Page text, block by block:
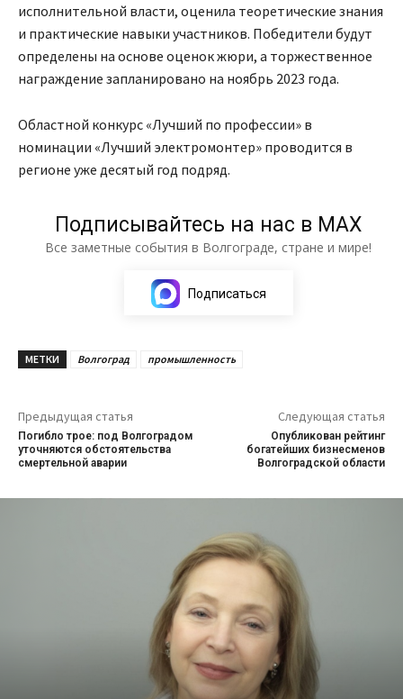
исполнительной власти, оценила теоретические знания
и практические навыки участников. Победители будут
определены на основе оценок жюри, а торжественное
награждение запланировано на ноябрь 2023 года.
Областной конкурс «Лучший по профессии» в
номинации «Лучший электромонтер» проводится в
регионе уже десятый год подряд.
Подписывайтесь на нас в МАХ
Все заметные события в Волгограде, стране и мире!
Подписаться
МЕТКИ Волгоград промышленность
Предыдущая статья
Погибло трое: под Волгоградом
уточняются обстоятельства
смертельной аварии
Следующая статья
Опубликован рейтинг
богатейших бизнесменов
Волгоградской области